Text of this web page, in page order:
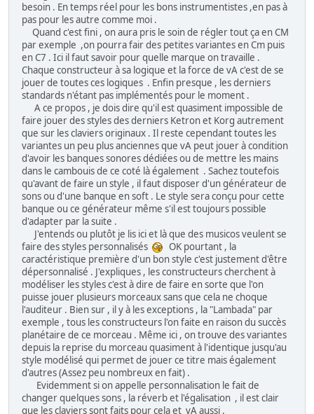
besoin . En temps réel pour les bons instrumentistes ,en pas à
pas pour les autre comme moi .
Quand c'est fini , on aura pris le soin de régler tout ça en CM
par exemple ,on pourra fair des petites variantes en Cm puis
en C7 . Ici il faut savoir pour quelle marque on travaille .
Chaque constructeur à sa logique et la force de vA c'est de se
jouer de toutes ces logiques . Enfin presque , les derniers
standards n'étant pas implémentés pour le moment .
A ce propos , je dois dire qu'il est quasiment impossible de
faire jouer des styles des derniers Ketron et Korg autrement
que sur les claviers originaux . Il reste cependant toutes les
variantes un peu plus anciennes que vA peut jouer à condition
d'avoir les banques sonores dédiées ou de mettre les mains
dans le cambouis de ce coté là également . Sachez toutefois
qu'avant de faire un style , il faut disposer d'un générateur de
sons ou d'une banque en soft . Le style sera conçu pour cette
banque ou ce générateur même s'il est toujours possible
d'adapter par la suite .
J'entends ou plutôt je lis ici et là que des musicos veulent se
faire des styles personnalisés
OK pourtant , la
caractéristique première d'un bon style c'est justement d'être
dépersonnalisé . J'expliques , les constructeurs cherchent à
modéliser les styles c'est à dire de faire en sorte que l'on
puisse jouer plusieurs morceaux sans que cela ne choque
l'auditeur . Bien sur , il y à les exceptions , la "Lambada" par
exemple , tous les constructeurs l'on faite en raison du succès
planétaire de ce morceau . Même ici , on trouve des variantes
depuis la reprise du morceau quasiment à l'identique jusqu'au
style modélisé qui permet de jouer ce titre mais également
d'autres (Assez peu nombreux en fait) .
Evidemment si on appelle personnalisation le fait de
changer quelques sons , la réverb et l'égalisation , il est clair
que les claviers sont faits pour cela et vA aussi .